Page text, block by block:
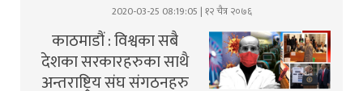
2020-03-25 08:19:05 | १२ चैत्र २०७६
काठमाडौं : विश्वका सबै
देशका सरकारहरुका साथै
अन्तराष्ट्रिय संघ संगठनहरु